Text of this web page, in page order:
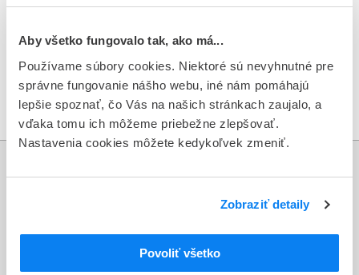
Aby všetko fungovalo tak, ako má...
Používame súbory cookies. Niektoré sú nevyhnutné pre
správne fungovanie nášho webu, iné nám pomáhajú
lepšie spoznať, čo Vás na našich stránkach zaujalo, a
vďaka tomu ich môžeme priebežne zlepšovať.
Nastavenia cookies môžete kedykoľvek zmeniť.
Zobraziť detaily
Povoliť všetko
Oznámenie o stiahnutí lieku Angusta z trhu
Metodický pokyn pre distribučné spoločnosti, lekárne
a zdravotnícke zariadenia
Informácie
Dotazník spokojnosti zákazníka